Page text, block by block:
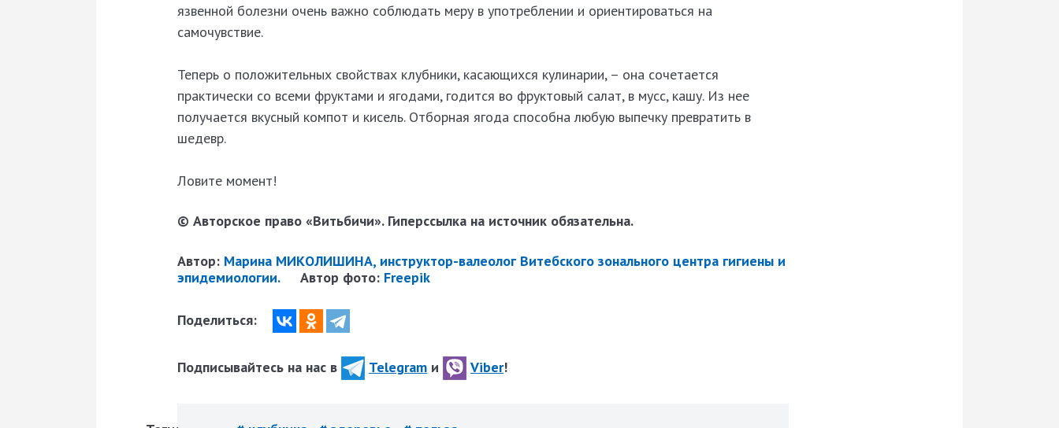
язвенной болезни очень важно соблюдать меру в употреблении и ориентироваться на
самочувствие.
Теперь о положительных свойствах клубники, касающихся кулинарии, – она сочетается
практически со всеми фруктами и ягодами, годится во фруктовый салат, в мусс, кашу. Из нее
получается вкусный компот и кисель. Отборная ягода способна любую выпечку превратить в
шедевр.
Ловите момент!
© Авторское право «Витьбичи». Гиперссылка на источник обязательна.
Автор: Марина МИКОЛИШИНА, инструктор-валеолог Витебского зонального центра гигиены и
эпидемиологии.
Автор фото: Freepik
Поделиться:
Подписывайтесь на нас в Telegram и Viber!